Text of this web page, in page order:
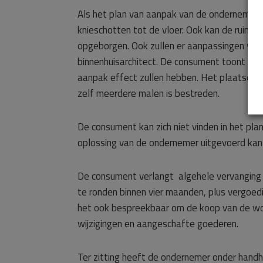
Als het plan van aanpak van de
knieschotten tot de vloer. Ook kan de
opgeborgen. Ook zullen er aanpassingen
binnenhuisarchitect. De consument toont
aanpak effect zullen hebben. Het plaatsen
zelf meerdere malen is bestreden.
De consument kan zich niet vinden in het
oplossing van de ondernemer uitgevoerd
De consument verlangt algehele
te ronden binnen vier maanden, plus
het ook bespreekbaar om de koop van de
wijzigingen en aangeschafte goederen.
Ter zitting heeft de ondernemer onder